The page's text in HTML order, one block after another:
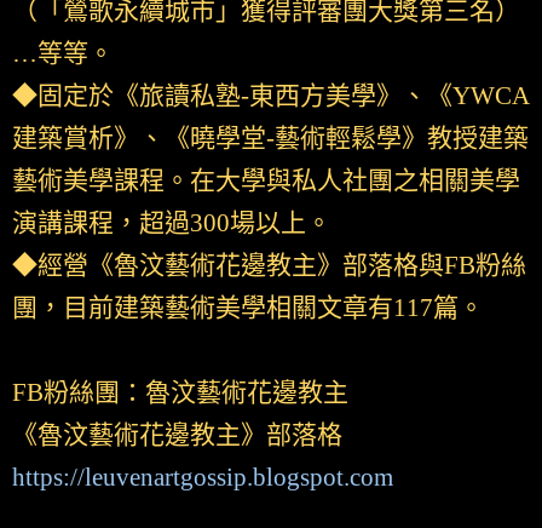
（「鶯歌永續城市」獲得評審團大獎第三名）
…等等。
◆固定於《旅讀私塾-東西方美學》、《YWCA
建築賞析》、《曉學堂-藝術輕鬆學》教授建築
藝術美學課程。在大學與私人社團之相關美學
演講課程，超過300場以上。
◆經營《魯汶藝術花邊教主》部落格與FB粉絲
團，目前建築藝術美學相關文章有117篇。
FB粉絲團：魯汶藝術花邊教主
《魯汶藝術花邊教主》部落格
https://leuvenartgossip.blogspot.com